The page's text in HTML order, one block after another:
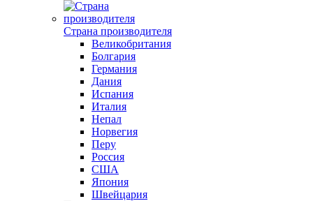
Страна производителя
Великобритания
Болгария
Германия
Дания
Испания
Италия
Непал
Норвегия
Перу
Россия
США
Япония
Швейцария